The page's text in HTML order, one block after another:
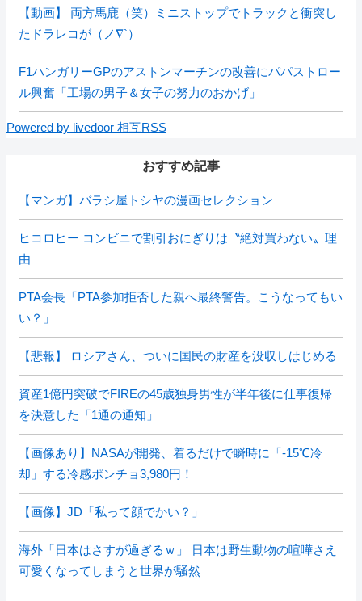
【動画】 両方馬鹿（笑）ミニストップでトラックと衝突し
たドラレコが（ノ∇`）
F1ハンガリーGPのアストンマーチンの改善にパパストロー
ル興奮「工場の男子＆女子の努力のおかげ」
Powered by livedoor 相互RSS
おすすめ記事
【マンガ】バラシ屋トシヤの漫画セレクション
ヒコロヒー コンビニで割引おにぎりは〝絶対買わない〟理
由
PTA会長「PTA参加拒否した親へ最終警告。こうなってもい
い？」
【悲報】 ロシアさん、ついに国民の財産を没収しはじめる
資産1億円突破でFIREの45歳独身男性が半年後に仕事復帰
を決意した「1通の通知」
【画像あり】NASAが開発、着るだけで瞬時に「-15℃冷
却」する冷感ポンチョ3,980円！
【画像】JD「私って顔でかい？」
海外「日本はさすが過ぎるｗ」 日本は野生動物の喧嘩さえ
可愛くなってしまうと世界が騒然